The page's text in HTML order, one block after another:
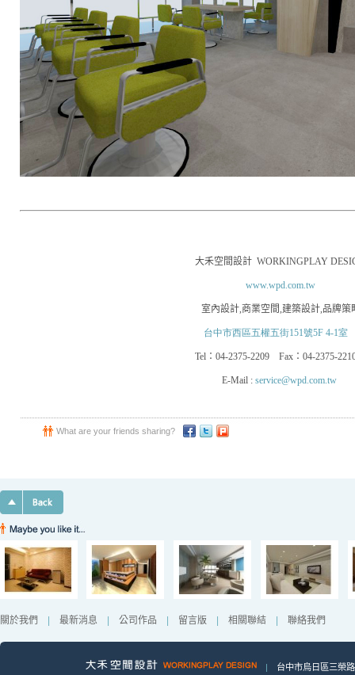
大禾空間設計 WORKINGPLAY
www.wpd.com.tw
室內設計,商業空間,建築設計,品牌策
台中市西區五權五街151號5F 4-1室
Tel ： 04-2375-2209 Fax ： 04-2375-
E-Mail : service@wpd.com.tw
What are your friends sharing?
關於我們 最新消息 公司作品 留言版 相關聯結 聯絡我們
| 台中市烏日區三榮